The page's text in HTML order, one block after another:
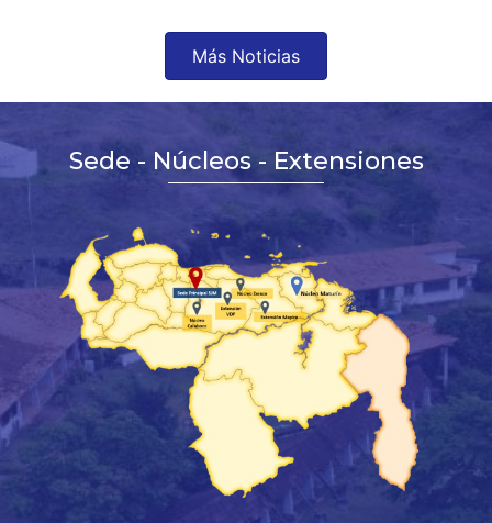
Más Noticias
Sede - Núcleos - Extensiones